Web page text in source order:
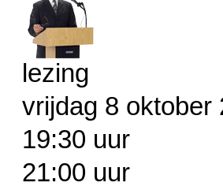
lezing
vrijdag 8
19:30 uur
21:00 uur